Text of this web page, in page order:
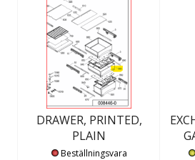
DRAWER, PRINTED,
PLAIN
Beställningsvara